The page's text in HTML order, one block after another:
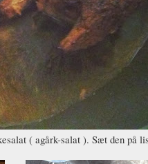
( agårk-salat ). Sæt den på